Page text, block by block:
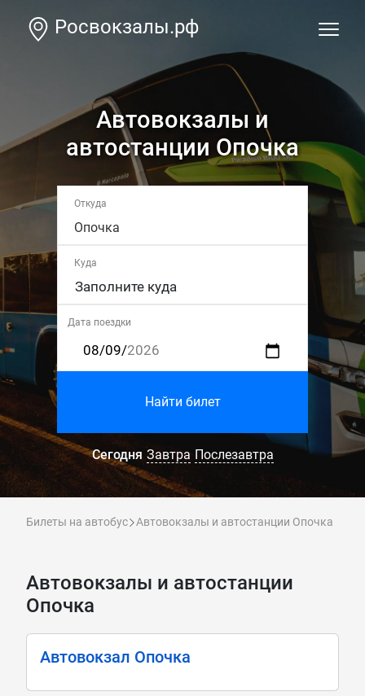
Росвокзалы.рф
Автовокзалы и
автостанции Опочка
Откуда
Опочка
Куда
Дата поездки
Найти билет
Сегодня Завтра Послезавтра
Билеты на автобус Автовокзалы и автостанции Опочка
Автовокзалы и автостанции
Опочка
Автовокзал Опочка